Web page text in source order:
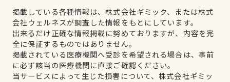
掲載している各種情報は、株式会社ギミック、または株式
会社ウェルネスが調査した情報をもとにしています。
出来るだけ正確な情報掲載に努めておりますが、内容を完
全に保証するものではありません。
掲載されている医療機関へ受診を希望される場合は、事前
に必ず該当の医療機関に直接ご確認ください。
当サービスによって生じた損害について、株式会社ギミッ